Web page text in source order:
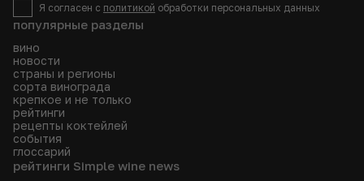
популярные разделы
вино
новости
страны и регионы
сорта винограда
крепкое и не только
рейтинги
рецепты коктейлей
события
глоссарий
рейтинги Simple wine news
Я согласен с политикой обработки персональных данных